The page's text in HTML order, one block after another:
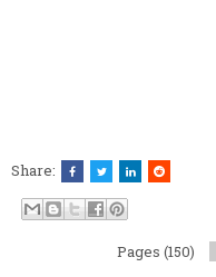
Share:
Pages (150)